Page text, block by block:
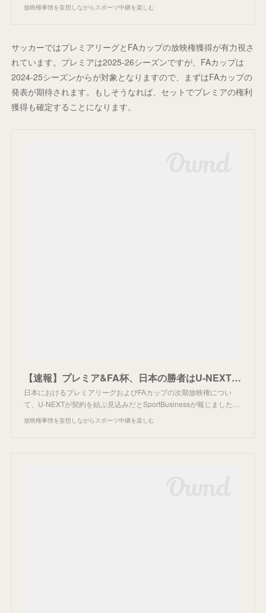
放映権事情を妄想しながらスポーツ中継を楽しむ
サッカーではプレミアリーグとFAカップの放映権獲得が有力視さ
れています。プレミアは2025-26シーズンですが、FAカップは
2024-25シーズンからが対象となりますので、まずはFAカップの
発表が期待されます。もしそうなれば、セットでプレミアの権利
獲得も確定することになります。
【速報】プレミア&FA杯、日本の勝者はU-NEXTか。
日本におけるプレミアリーグおよびFAカップの次期放映権につい
て、U-NEXTが契約を結ぶ見込みだとSportBusinessが報じました…
放映権事情を妄想しながらスポーツ中継を楽しむ